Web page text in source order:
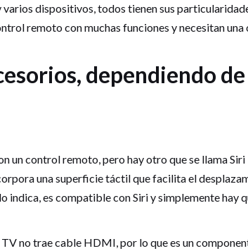
varios dispositivos, todos tienen sus
remoto con muchas funciones y necesitan
dependiendo
un control remoto, pero hay otro que se llama
una superficie táctil que facilita el
indica, es compatible con Siri y simplemente hay
TV no trae cable HDMI, por lo que es un